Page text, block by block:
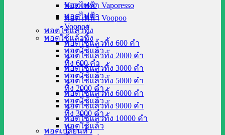
Vaporesso
พอตไฟฟ้า
Voopoo
พอตใช้แล้วทิ้ง
พอตใช้แล้ว
ทิ้ง 600 คำ
พอตใช้แล้ว
ทิ้ง 2000 คำ
พอตใช้แล้ว
ทิ้ง 3000 คำ
พอตใช้แล้ว
พอตไฟฟ้า Vaporesso
พอตไฟฟ้า Voopoo
พอตใช้แล้วทิ้ง
พอตใช้แล้วทิ้ง 600 คำ
พอตใช้แล้วทิ้ง 2000 คำ
พอตใช้แล้วทิ้ง 3000 คำ
พอตใช้แล้วทิ้ง 5000 คำ
พอตใช้แล้วทิ้ง 6000 คำ
พอตใช้แล้วทิ้ง 9000 คำ
พอตใช้แล้วทิ้ง 10000 คำ
พอตเปลี่ยนหัว